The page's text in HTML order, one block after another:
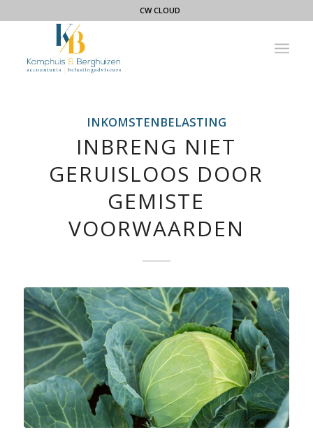
CW CLOUD
INKOMSTENBELASTING
INBRENG NIET
GERUISLOOS DOOR
GEMISTE
VOORWAARDEN